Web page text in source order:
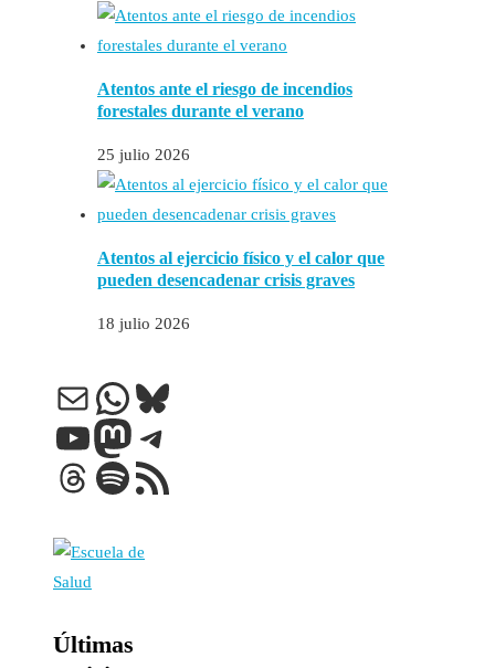
Atentos ante el riesgo de incendios
forestales durante el verano
25 julio 2026
Atentos al ejercicio físico y el calor que
pueden desencadenar crisis graves
18 julio 2026
Correo electrónico
WhatsApp
Bluesky
YouTube
Mastodon
Telegram
Threads
Spotify
Feed RSS
Últimas